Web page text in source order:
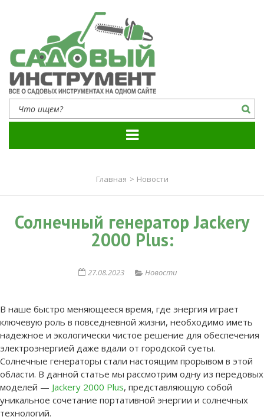
Садовый инструмент
Все о садовых инструментах на одном сайте
Главная > Новости
Солнечный генератор Jackery
2000 Plus:
27.08.2023 Новости
В наше быстро меняющееся время, где энергия играет
ключевую роль в повседневной жизни, необходимо иметь
надежное и экологически чистое решение для обеспечения
электроэнергией даже вдали от городской суеты.
Солнечные генераторы стали настоящим прорывом в этой
области. В данной статье мы рассмотрим одну из передовых
моделей — Jackery 2000 Plus, представляющую собой
уникальное сочетание портативной энергии и солнечных
технологий.